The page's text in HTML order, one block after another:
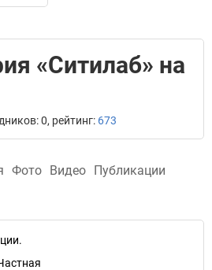
«Ситилаб» на
0, рейтинг: 673
Фото Видео Публикации